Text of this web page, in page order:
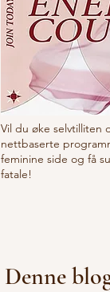
Vil du øke selvtilliten
nettbaserte
feminine side og få
fatale!
Denne